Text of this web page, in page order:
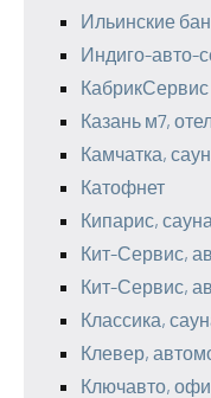
Ильинские
Индиго-авто-
КабрикСервис
Казань м7,
Камчатка,
Катофнет
Кипарис, сауна
Кит-Сервис,
Кит-Сервис,
Классика,
Клевер,
Ключавто,